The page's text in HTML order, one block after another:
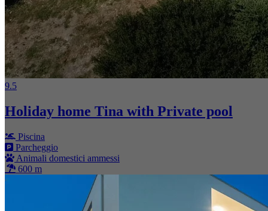
9.5
Holiday home Tina with Private pool
Piscina
Parcheggio
Animali domestici ammessi
600 m